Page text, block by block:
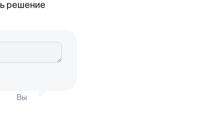
решение
Вы